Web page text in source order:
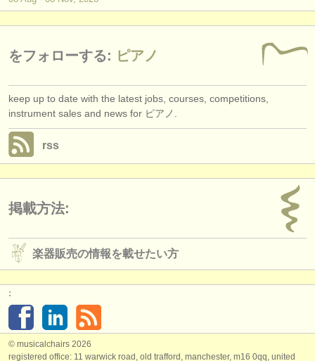
をフォローする: ピアノ
keep up to date with the latest jobs, courses, competitions,
instrument sales and news for ピアノ.
rss
掲載方法:
楽器販売の情報を載せたい方
:
© musicalchairs 2026
registered office: 11 warwick road, old trafford, manchester, m16 0qq, united